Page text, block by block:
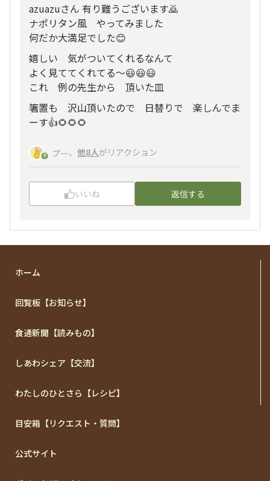
azuazuさん 有り難うございます🙇
ナポリタン風 やってみました
何だか大満足でした😊
嬉しい 気がついてくれるなんて
よく見ててくれてる〜😃😃😃
これ 例の先生から 頂いた皿
箸置も 沢山頂いたので 日替りで 楽しんでま
ーす👍🌻🌻🌻
プー、 他8人がリアクション
いいね 返信する
ホーム
回覧板【お知らせ】
食通新聞【読みもの】
しあわシェア【交流】
わたしのひとさら【レシピ】
目安箱【リクエスト・質問】
公式サイト